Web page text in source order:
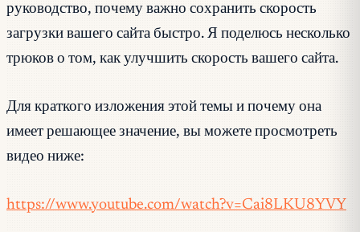
руководство, почему важно сохранить скорость
загрузки вашего сайта быстро. Я поделюсь несколько
трюков о том, как улучшить скорость вашего сайта.
Для краткого изложения этой темы и почему она
имеет решающее значение, вы можете просмотреть
видео ниже:
https://www.youtube.com/watch?v=Cai8LKU8YVY